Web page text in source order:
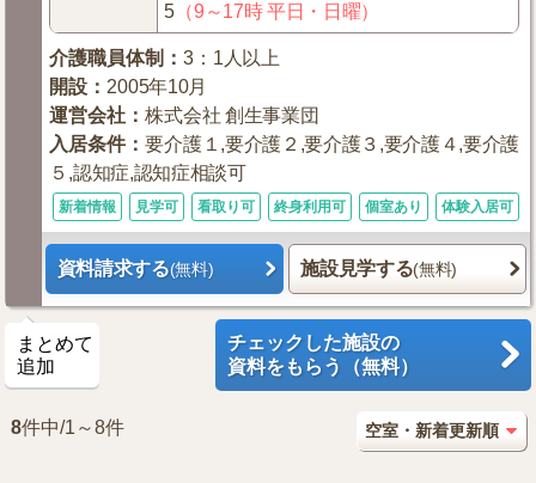
5 （9～17時 平日・日曜）
介護職員体制 ：3：1人以上
開設 ：2005年10月
運営会社 ：株式会社 創生事業団
入居条件：要介護１,要介護２,要介護３,要介護４,要介護
５,認知症,認知症相談可
新着情報 見学可 看取り可 終身利用可 個室あり 体験入居可
資料請求する(無料) 施設見学する(無料)
まとめて
追加
チェックした施設の
資料をもらう（無料）
8件中/1～8件